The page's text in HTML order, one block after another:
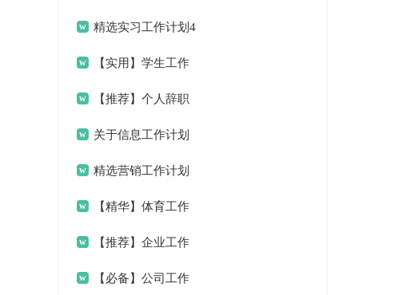
作总结精选实习工作计划4
篇 【实用】学生工作
计划7篇【推荐】个人辞职
申请书关于信息工作计划
三篇精选营销工作计划
四篇【精华】体育工作
计划三篇【推荐】企业工作
计划3篇【必备】公司工作